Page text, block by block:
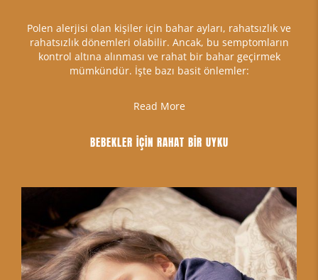
Polen alerjisi olan kişiler için bahar ayları, rahatsızlık ve
rahatsızlık dönemleri olabilir. Ancak, bu semptomların
kontrol altına alınması ve rahat bir bahar geçirmek
mümkündür. İşte bazı basit önlemler:
Read More
BEBEKLER İÇİN RAHAT BİR UYKU